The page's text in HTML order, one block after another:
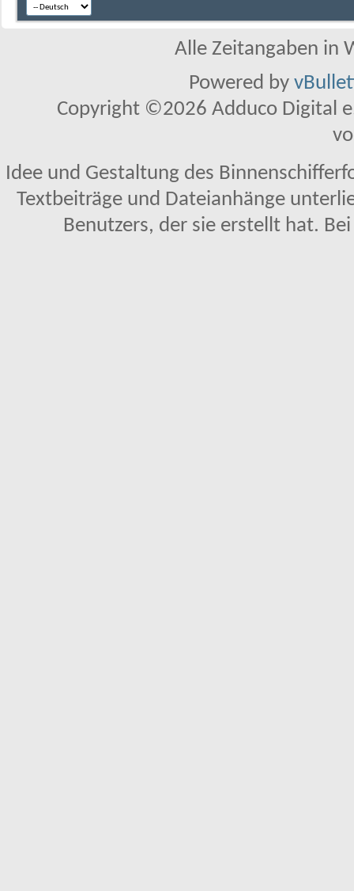
Alle Zeitangaben in
Powered by
Copyright ©2026 Adduco Digital
Idee und Gestaltung des
Textbeiträge und Dateianhänge
Benutzers, der sie erstellt hat.